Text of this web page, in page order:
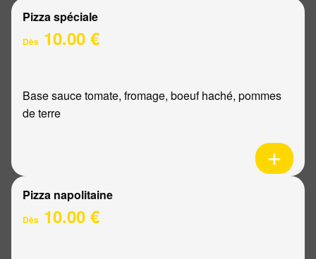
Pizza spéciale
Dès 10.00 €
Base sauce tomate, fromage, boeuf haché, pommes
de terre
Pizza napolitaine
Dès 10.00 €